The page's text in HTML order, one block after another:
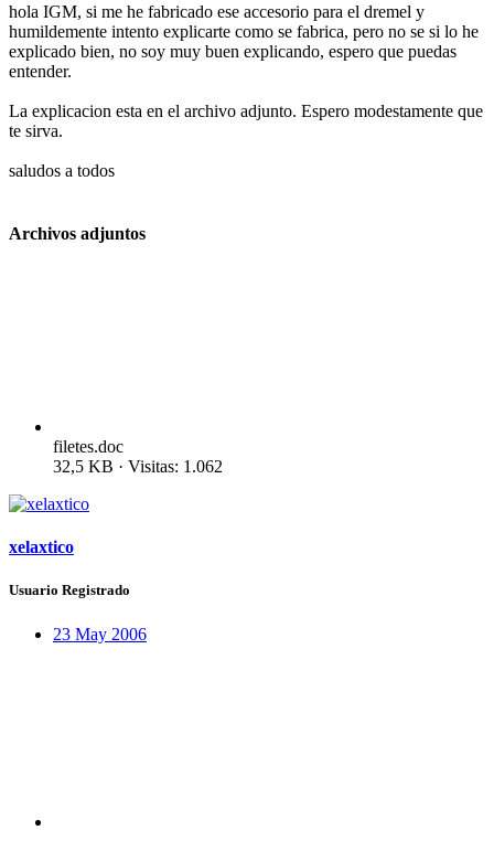
hola IGM, si me he fabricado ese accesorio para el dremel y
humildemente intento explicarte como se fabrica, pero no se si lo he
explicado bien, no soy muy buen explicando, espero que puedas
entender.
La explicacion esta en el archivo adjunto. Espero modestamente que
te sirva.
saludos a todos
Archivos adjuntos
filetes.doc
32,5 KB · Visitas: 1.062
xelaxtico
Usuario Registrado
23 May 2006